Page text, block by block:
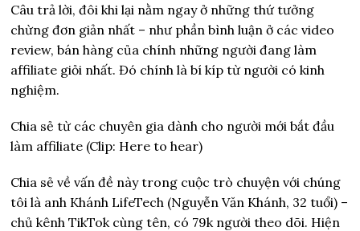
Câu trả lời, đôi khi lại nằm ngay ở những thứ tưởng
chừng đơn giản nhất – như phần bình luận ở các video
review, bán hàng của chính những người đang làm
affiliate giỏi nhất. Đó chính là bí kíp từ người có kinh
nghiệm.
Chia sẻ từ các chuyên gia dành cho người mới bắt đầu
làm affiliate (Clip: Here to hear)
Chia sẻ về vấn đề này trong cuộc trò chuyện với chúng
tôi là anh Khánh LifeTech (Nguyễn Văn Khánh, 32 tuổi) –
chủ kênh TikTok cùng tên, có 79k người theo dõi. Hiện